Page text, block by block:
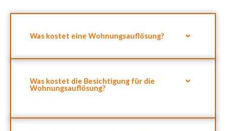
Was kostet eine Wohnungsauflösung?
Was kostet die Besichtigung für die
Wohnungsauflösung?